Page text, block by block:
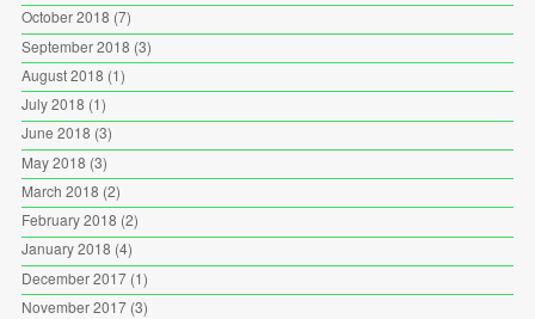
October 2018 (7)
September 2018 (3)
August 2018 (1)
July 2018 (1)
June 2018 (3)
May 2018 (3)
March 2018 (2)
February 2018 (2)
January 2018 (4)
December 2017(1)
November 2017(3)